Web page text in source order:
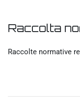
Raccolta
Raccolte normative